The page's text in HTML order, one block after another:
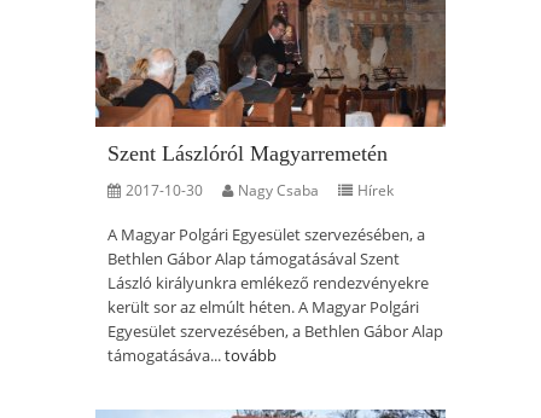
Szent Lászlóról Magyarremetén
2017-10-30 Nagy Csaba Hírek
A Magyar Polgári Egyesület szervezésében, a
Bethlen Gábor Alap támogatásával Szent
László királyunkra emlékező rendezvényekre
került sor az elmúlt héten. A Magyar Polgári
Egyesület szervezésében, a Bethlen Gábor Alap
támogatásáva...tovább